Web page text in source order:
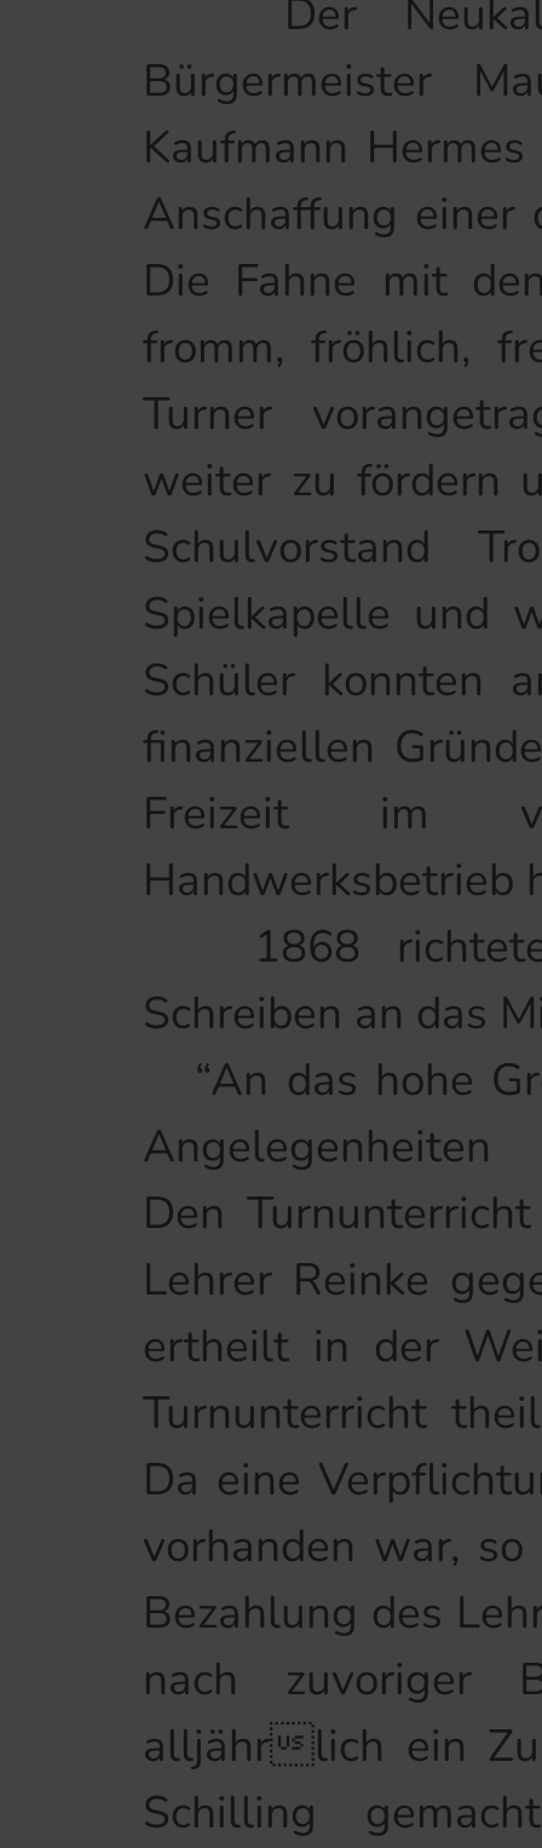
Der
Bürgermeister
Kaufmann
Anschaffung einer
Die Fahne mit
fromm, fröhlich,
Turner
weiter zu fördern
Schulvorstand
Spielkapelle und
Schüler konnten
finanziellen
Freizeit im
Handwerksbetrieb
1868
Schreiben an das
“An das hohe
Angelegenheiten
Den
Lehrer Reinke
ertheilt in der
Turnunterricht
Da eine
vorhanden war,
Bezahlung des
nach zuvoriger
alljährlich ein
Schilling